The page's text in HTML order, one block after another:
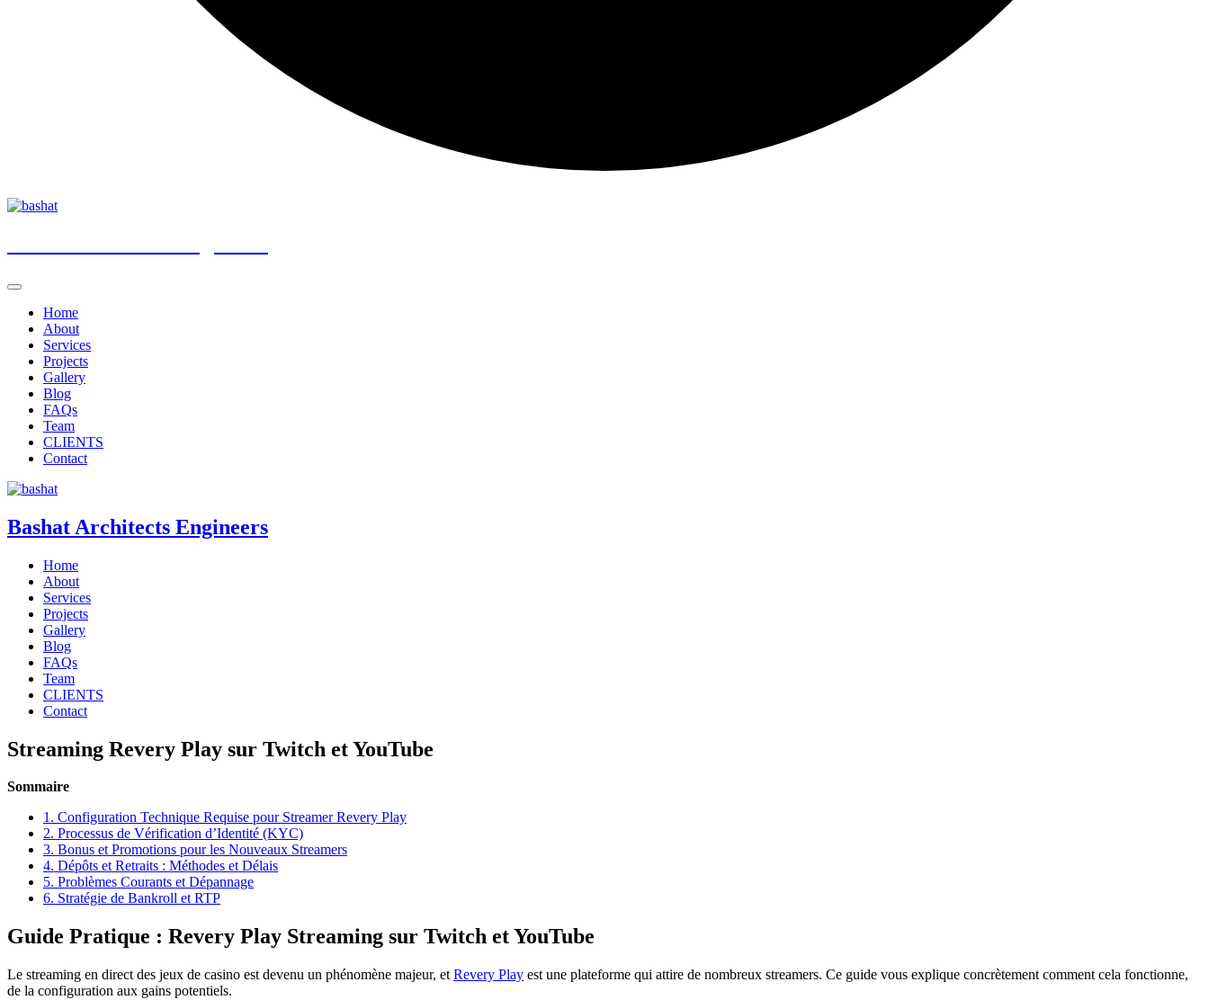
Home
About
Services
Projects
Gallery
Blog
FAQs
Team
CLIENTS
Contact
Bashat Architects Engineers
Home
About
Services
Projects
Gallery
Blog
FAQs
Team
CLIENTS
Contact
Streaming Revery Play sur Twitch et YouTube
Sommaire
1. Configuration Technique Requise pour Streamer Revery Play
2. Processus de Vérification d’Identité (KYC)
3. Bonus et Promotions pour les Nouveaux Streamers
4. Dépôts et Retraits : Méthodes et Délais
5. Problèmes Courants et Dépannage
6. Stratégie de Bankroll et RTP
Guide Pratique : Revery Play Streaming sur Twitch et YouTube
Le streaming en direct des jeux de casino est devenu un phénomène majeur, et Revery Play est une plateforme qui attire de nombreux streamers. Ce guide vous explique concrètement comment cela fonctionne,
de la configuration aux gains potentiels.